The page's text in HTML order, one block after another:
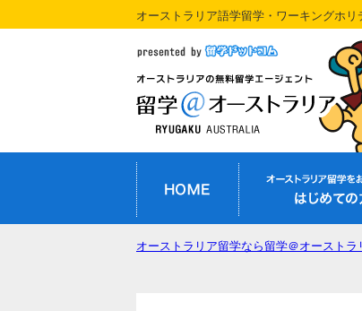
オーストラリア語学留学・ワーキングホ
オーストラリア留学なら留学＠オーストラ